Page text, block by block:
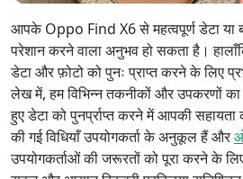
आपके Oppo Find X6 से महत्वपूर्ण डेटा या
परेशान करने वाला अनुभव हो सकता है।
डेटा और फ़ोटो को पुनः प्राप्त करने के लिए
लेख में, हम विभिन्न तकनीकों और उपकरणों
हुए डेटा को पुनर्प्राप्त करने में आपकी
की गई विधियाँ उपयोगकर्ता के अनुकूल हैं और
उपयोगकर्ताओं की जरूरतों को पूरा करने के